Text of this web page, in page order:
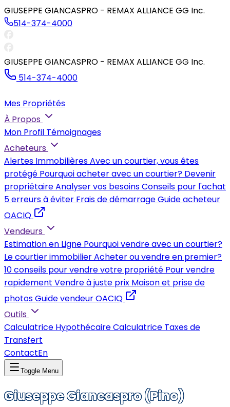
GIUSEPPE GIANCASPRO - REMAX ALLIANCE GG Inc.
514-374-4000
GIUSEPPE GIANCASPRO - REMAX ALLIANCE GG Inc.
514-374-4000
Mes Propriétés
À Propos
Mon Profil Témoignages
Acheteurs
Alertes ImmobilièresAvec un courtier, vous êtes
protégé Pourquoi acheter avec un courtier? Devenir
propriétaireAnalyser vos besoinsConseils pour l'achat
5 erreurs à éviter Frais de démarrageGuide acheteur
OACIQ
Vendeurs
Estimation en Ligne Pourquoi vendre avec un courtier?
Le courtier immobilierAcheter ou vendre en premier?
10 conseils pour vendre votre propriété Pour vendre
rapidement Vendre à juste prix Maison et prise de
photosGuide vendeur OACIQ
Outils
Calculatrice HypothécaireCalculatrice Taxes de
Transfert
ContactEn
Toggle Menu
Giuseppe Giancaspro (Pino)